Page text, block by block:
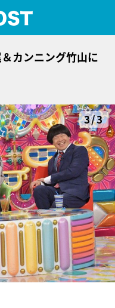
カンニング竹山に
3/3